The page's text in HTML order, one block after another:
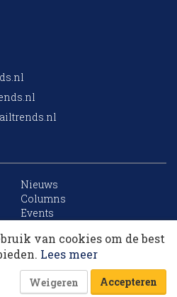
Nieuws
Columns
Events
Sitemap
is powered by
van cookies om de best
Lees meer
Weigeren Accepteren